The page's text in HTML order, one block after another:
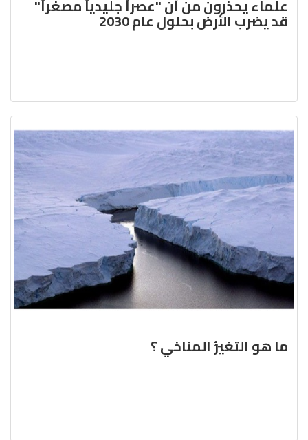
علماء يحذرون من أن "عصراً جليدياً مصغراً"
قد يضرب الأرض بحلول عام 2030
ما هو التغيُّر المناخي ؟